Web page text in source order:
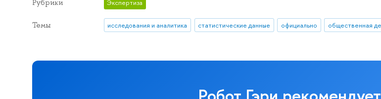
Рубрики Экспертиза
Темы исследования и аналитика статистические данные официально